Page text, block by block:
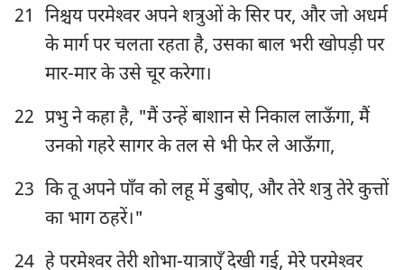
1 2 3 5 6
8
9 10 11 12 13
14
15
16
22
23 24 25 26 27 28
21
निश्चय परमेश्‍वर अपने शत्रुओं के सिर पर, और जो अधर्म
के मार्ग पर चलता रहता है, उसका बाल भरी खोपड़ी पर
मार-मार के उसे चूर करेगा।
22 प्रभु ने कहा है, "मैं उन्हें बाशान से निकाल लाऊँगा, मैं
उनको गहरे सागर के तल से भी फेर ले आऊँगा,
23 कि तू अपने पाँव को लहू में डुबोए, और तेरे शत्रु तेरे कुत्तों
का भाग ठहरें।"
24 हे परमेश्‍वर तेरी शोभा-यात्राएँ देखी गई, मेरे परमेश्‍वर